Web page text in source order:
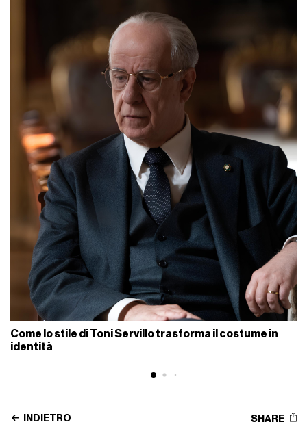
Come lo stile di Toni Servillo trasforma il costume in
identità
INDIETRO SHARE